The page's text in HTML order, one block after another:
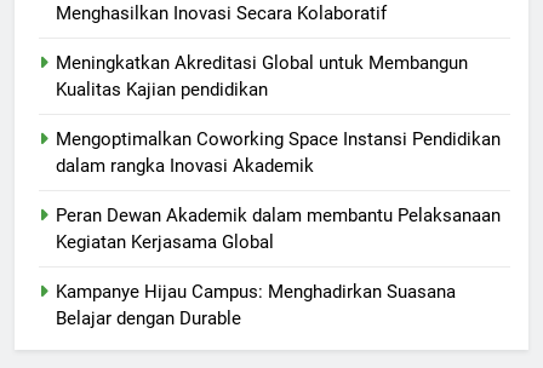
Menghasilkan Inovasi Secara Kolaboratif
Meningkatkan Akreditasi Global untuk Membangun
Kualitas Kajian pendidikan
Mengoptimalkan Coworking Space Instansi Pendidikan
dalam rangka Inovasi Akademik
Peran Dewan Akademik dalam membantu Pelaksanaan
Kegiatan Kerjasama Global
Kampanye Hijau Campus: Menghadirkan Suasana
Belajar dengan Durable